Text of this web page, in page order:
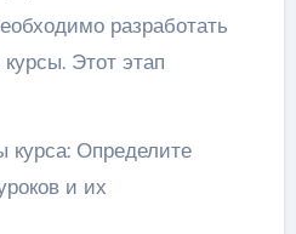
разработать
Этот этап
курса: Определите
и их